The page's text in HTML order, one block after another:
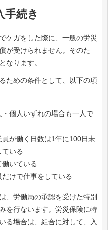
手続き
ケガをした際に、一般の労災
が受けられません。そのた
なります。
ための条件として、以下の項
個人いずれの場合も一人で
が働く日数は1年に100日未
ている
いている
けで仕事をしている
、労働局の承認を受けた特別
を行ないます。労災保険に特
る場合は、組合に対して、入